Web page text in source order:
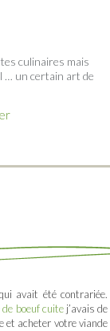
culinaires mais
… un certain art de
avait été contrariée.
de boeuf cuitej’avais de
et acheter votre viande